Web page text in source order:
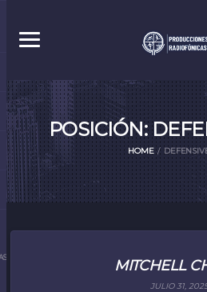
POSICIÓN:
HOME
MITCHELL
JULIO 31,